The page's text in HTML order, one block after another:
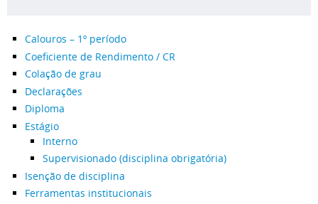
Calouros – 1º período
Coeficiente de Rendimento / CR
Colação de grau
Declarações
Diploma
Estágio
Interno
Supervisionado (disciplina obrigatória)
Isenção de disciplina
Ferramentas institucionais